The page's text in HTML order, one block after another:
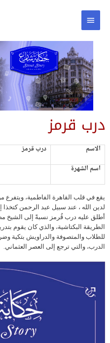
درب قرمز
الاسم
درب قرمز
اسم الشهرة
يقع في قلب القاهرة الفاطمية، ويتفرع
لدين الله ، عند سبيل عبد الرحمن كتخذا
أطلق عليه درب قُرمز نسبةً إلى الشيخ
الطريقة البكتاشية، والذي كان يقوم
للطلاب والمتصوفة والدراويش بتكية
الدرب، والتي ترجع إلى العصر العثماني.